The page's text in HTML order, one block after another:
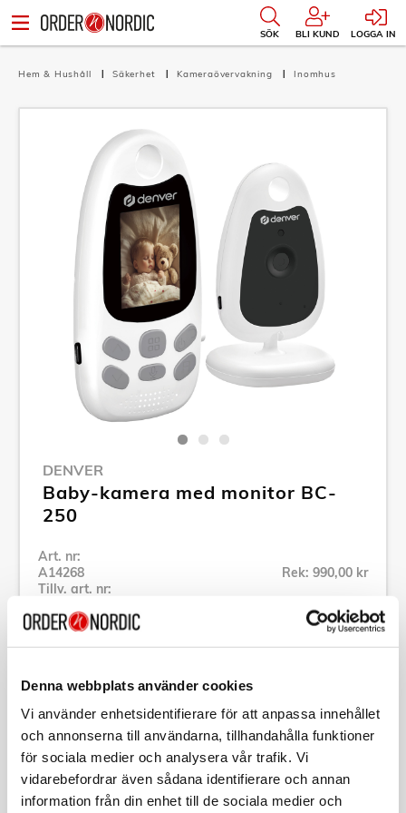
Denna webbplats använder cookies
Vi använder enhetsidentifierare för att anpassa innehållet
och annonserna till användarna, tillhandahålla funktioner
för sociala medier och analysera vår trafik. Vi
vidarebefordrar även sådana identifierare och annan
information från din enhet till de sociala medier och
SÖK BLI KUND LOGGA IN
Hem & Hushåll Säkerhet Kameraövervakning Inomhus
DENVER
Baby-kamera med monitor BC-
250
Art. nr:
A14268
Tillv. art. nr:
Rek: 990,00 kr
Se alla produkter inom Denver
Beskrivning
Art. nr:A14268